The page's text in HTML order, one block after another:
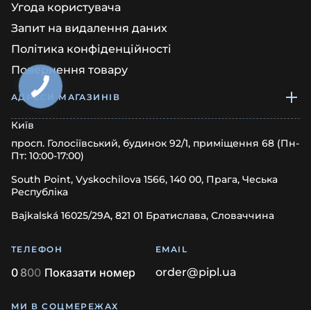
Угода користувача
Запит на видалення даних
Політика конфіденційності
Повернення товару
АДРЕСИ МАГАЗИНІВ
Київ
просп. Голосіївський, будинок 92/1, приміщення 68 (Пн-
Пт: 10:00-17:00)
South Point, Vyskochilova 1566, 140 00, Прага, Чеська
Республіка
Bajkalská 16025/29A, 821 01 Братислава, Словаччина
ТЕЛЕФОН
0 800 Показати номер
EMAIL
order@pipl.ua
МИ В СОЦМЕРЕЖАХ